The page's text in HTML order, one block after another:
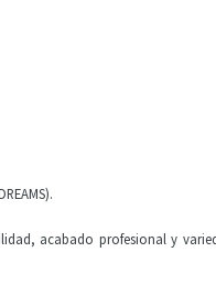
acabado profesional y